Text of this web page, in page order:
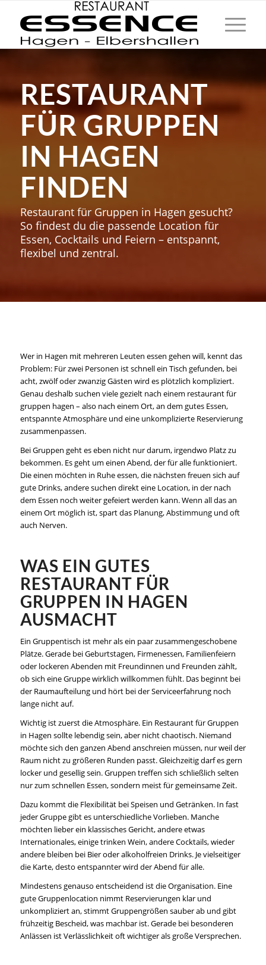
RESTAURANT
FÜR GRUPPEN
IN HAGEN
FINDEN
Restaurant für Gruppen in Hagen gesucht?
So findest du die passende Location für
Essen, Cocktails und Feiern – entspannt,
flexibel und zentral.
Wer in Hagen mit mehreren Leuten essen gehen will, kennt das
Problem: Für zwei Personen ist schnell ein Tisch gefunden, bei
acht, zwölf oder zwanzig Gästen wird es plötzlich kompliziert.
Genau deshalb suchen viele gezielt nach einem restaurant für
gruppen hagen – also nach einem Ort, an dem gutes Essen,
entspannte Atmosphäre und eine unkomplizierte Reservierung
zusammenpassen.
Bei Gruppen geht es eben nicht nur darum, irgendwo Platz zu
bekommen. Es geht um einen Abend, der für alle funktioniert.
Die einen möchten in Ruhe essen, die nächsten freuen sich auf
gute Drinks, andere suchen direkt eine Location, in der nach
dem Essen noch weiter gefeiert werden kann. Wenn all das an
einem Ort möglich ist, spart das Planung, Abstimmung und oft
auch Nerven.
WAS EIN GUTES
RESTAURANT FÜR
GRUPPEN IN HAGEN
AUSMACHT
Ein Gruppentisch ist mehr als ein paar zusammengeschobene
Plätze. Gerade bei Geburtstagen, Firmenessen, Familienfeiern
oder lockeren Abenden mit Freundinnen und Freunden zählt,
ob sich eine Gruppe wirklich willkommen fühlt. Das beginnt bei
der Raumaufteilung und hört bei der Serviceerfahrung noch
lange nicht auf.
Wichtig ist zuerst die Atmosphäre. Ein Restaurant für Gruppen
in Hagen sollte lebendig sein, aber nicht chaotisch. Niemand
möchte sich den ganzen Abend anschreien müssen, nur weil der
Raum nicht zu größeren Runden passt. Gleichzeitig darf es gern
locker und gesellig sein. Gruppen treffen sich schließlich selten
nur zum schnellen Essen, sondern meist für gemeinsame Zeit.
Dazu kommt die Flexibilität bei Speisen und Getränken. In fast
jeder Gruppe gibt es unterschiedliche Vorlieben. Manche
möchten lieber ein klassisches Gericht, andere etwas
Internationales, einige trinken Wein, andere Cocktails, wieder
andere bleiben bei Bier oder alkoholfreien Drinks. Je vielseitiger
die Karte, desto entspannter wird der Abend für alle.
Mindestens genauso entscheidend ist die Organisation. Eine
gute Gruppenlocation nimmt Reservierungen klar und
unkompliziert an, stimmt Gruppengrößen sauber ab und gibt
frühzeitig Bescheid, was machbar ist. Gerade bei besonderen
Anlässen ist Verlässlichkeit oft wichtiger als große Versprechen.